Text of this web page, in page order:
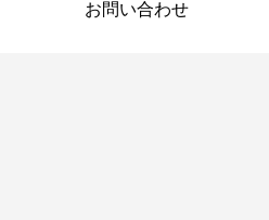
お問い合わせ